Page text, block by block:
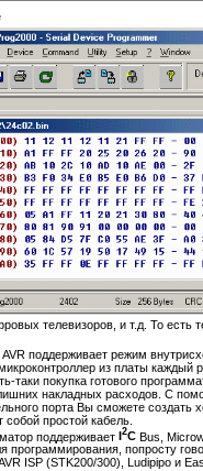
телевизоров, и т.д. То есть
поддерживает режим
из платы каждый
таки покупка готового
накладных расходов. С
порта Вы сможете создать
простой кабель.
поддерживает 2C Bus,
программирования, попросту
ISP (STK200/300), Ludipipo и